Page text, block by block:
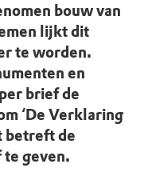
bouw van
lijkt dit
te worden.
en
brief de
‘De Verklaring
betreft de
te geven.